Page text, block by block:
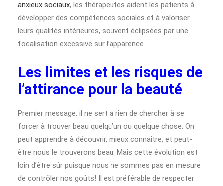
anxieux sociaux, les thérapeutes aident les patients à
développer des compétences sociales et à valoriser
leurs qualités intérieures, souvent éclipsées par une
focalisation excessive sur l’apparence.
Les limites et les risques de
l’attirance pour la beauté
Premier message: il ne sert à rien de chercher à se
forcer à trouver beau quelqu’un ou quelque chose. On
peut apprendre à découvrir, mieux connaître, et peut-
être nous le trouverons beau. Mais cette évolution est
loin d’être sûr puisque nous ne sommes pas en mesure
de contrôler nos goûts! Il est préférable de respecter